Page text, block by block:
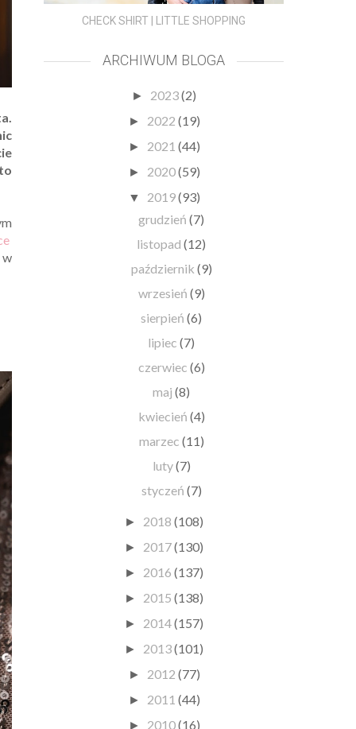
w
CHECK SHIRT | LITTLE SHOPPING
ARCHIWUM BLOGA
► 2023(2)
► 2022 (19)
► 2021 (44)
► 2020(59)
▼ 2019(93)
grudzień(7)
listopad(12)
październik (9)
wrzesień (9)
sierpień(6)
lipiec(7)
czerwiec (6)
maj(8)
kwiecień (4)
marzec (11)
luty(7)
styczeń (7)
► 2018 (108)
► 2017(130)
► 2016 (137)
► 2015 (138)
► 2014(157)
► 2013(101)
► 2012 (77)
► 2011 (44)
► 2010(16)